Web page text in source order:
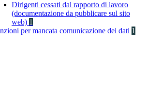
Dirigenti cessati dal rapporto di lavoro
(documentazione da pubblicare sul sito
web) 1
per mancata comunicazione dei dati 1